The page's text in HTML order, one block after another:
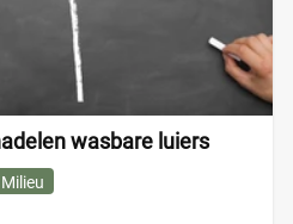
wasbare luiers
Milieu